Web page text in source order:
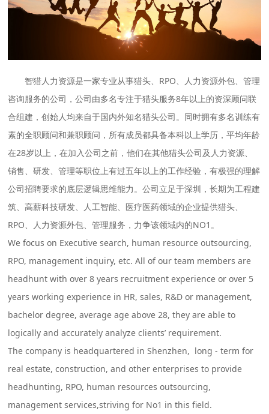
智猎人力资源是一家专业从事猎头、RPO、人力资源外包、管理
咨询服务的公司，公司由多名专注于猎头服务8年以上的资深顾问联
合组建，创始人均来自于国内外知名猎头公司。同时拥有多名训练有
素的全职顾问和兼职顾问，所有成员都具备本科以上学历，平均年龄
在28岁以上，在加入公司之前，他们在其他猎头公司及人力资源、
销售、研发、管理等职位上有过五年以上的工作经验，有极强的理解
公司招聘要求的底层逻辑思维能力。公司立足于深圳，长期为工程建
筑、高薪科技研发、人工智能、医疗医药领域的企业提供猎头、
RPO、人力资源外包、管理服务，力争该领域内的NO1。
We focus on Executive search, human resource outsourcing,
RPO, management inquiry, etc. All of our team members are
headhunt with over 8 years recruitment experience or over 5
years working experience in HR, sales, R&D or management,
bachelor degree, average age above 28, they are able to
logically and accurately analyze clients’ requirement.
The company is headquartered in Shenzhen, long - term for
real estate, construction, and other enterprises to provide
headhunting, RPO, human resources outsourcing,
management services,striving for No1 in this field.